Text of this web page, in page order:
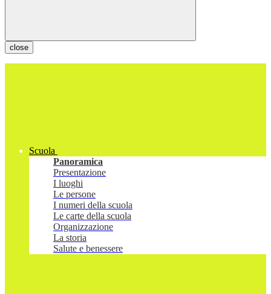
close
Scuola
Panoramica
Presentazione
I luoghi
Le persone
I numeri della scuola
Le carte della scuola
Organizzazione
La storia
Salute e benessere